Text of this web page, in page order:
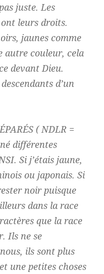
juste. Les
leurs droits.
jaunes comme
autre couleur, cela
devant Dieu.
d’un
( NDLR =
différentes
Si j’étais jaune,
ou japonais. Si
noir puisque
dans la race
que la race
Ils ne se
ils sont plus
une petites choses